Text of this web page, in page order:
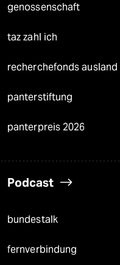
genossenschaft
taz zahl ich
recherchefonds ausland
panterstiftung
panterpreis 2026
Podcast
bundestalk
fernverbindung